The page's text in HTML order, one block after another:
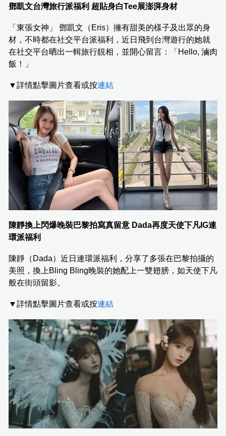
鄧凱文台灣旅行派福利 超貼身白Tee展澎湃身材
「東張女神」 鄧凱文（Eris）擁有甜美的樣子及出眾的身
材，不時都在社交平台派福利，近日飛到台灣遊行的她就
在社交平台晒出一輯旅行靚相，並開心留言：「Hello, 滷肉
飯！」
▼詳情點擊圖片查看或按連結
陳靜換上閃爆晚裝巴黎拍寫真留意 Dada再度天使下凡IG連
環派福利
陳靜（Dada）近日連環派福利，分享了多張在巴黎拍攝的
美照，換上Bling Bling晚裝的她配上一雙翅膀，如天使下凡
般在街頭留影。
▼詳情點擊圖片查看或按連結